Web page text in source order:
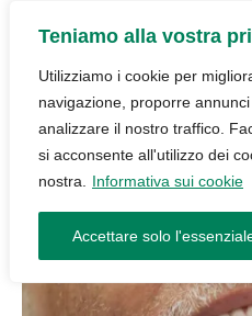
Teniamo alla vostra
Utilizziamo i cookie per
navigazione, proporre
analizzare il nostro traffico.
si acconsente all'utilizzo dei
nostra.
Informativa sui cookie
Accettare solo